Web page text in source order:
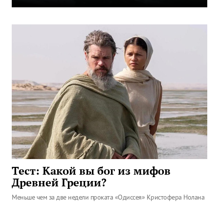
Тест: Какой вы бог из мифов
Древней Греции?
Меньше чем за две недели проката «Одиссея» Кристофера Нолана